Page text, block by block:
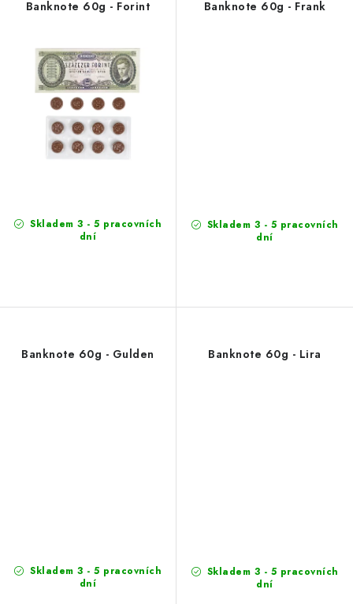
Banknote 60g - Forint
Skladem 3 - 5 pracovních
dní
Banknote 60g - Frank
Skladem 3 - 5 pracovních
dní
Banknote 60g - Gulden
Skladem 3 - 5 pracovních
dní
Banknote 60g - Lira
Skladem 3 - 5 pracovních
dní